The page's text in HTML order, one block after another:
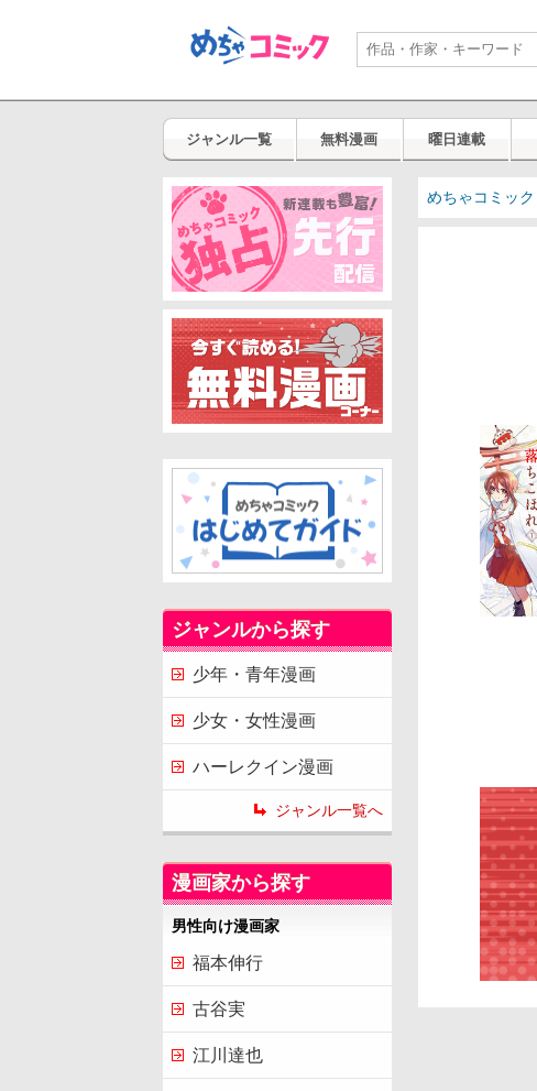
ジャンル一覧 無料漫画 曜日連載
めちゃコミック
ジャンルから探す
少年・青年漫画
少女・女性漫画
ハーレクイン漫画
ジャンル一覧へ
漫画家から探す
男性向け漫画家
福本伸行
古谷実
江川達也